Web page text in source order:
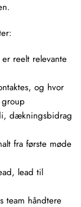
reelt relevante
og hvor
dækningsbidrag
fra første møde
lead til
team håndtere